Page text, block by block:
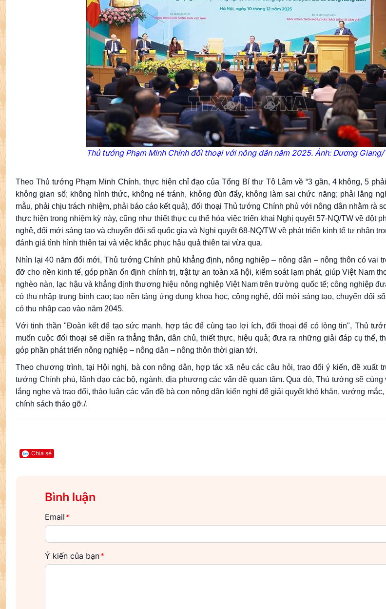
Thủ tướng Phạm Minh Chính đối thoại với nông dân năm 2025. Ảnh: Dương Giang/
Theo Thủ tướng Phạm Minh Chính, thực hiện chỉ đạo của Tổng Bí thư Tô Lâm về “3 gần, 4 không, 5
không gian số; không hình thức, không né tránh, không đùn đẩy, không làm sai chức năng; phải lắng
mẫu, phải chịu trách nhiệm, phải báo cáo kết quả), đối thoại Thủ tướng Chính phủ với nông dân nhằm rà
thực hiện trong nhiệm kỳ này, cũng như thiết thực cụ thể hóa việc triển khai Nghị quyết 57-NQ/TW về đột
nghệ, đổi mới sáng tạo và chuyển đổi số quốc gia và Nghị quyết 68-NQ/TW về phát triển kinh tế tư nhân
đánh giá tình hình thiên tai và việc khắc phục hậu quả thiên tai vừa qua.
Nhìn lại 40 năm đổi mới, Thủ tướng Chính phủ khẳng định, nông nghiệp – nông dân – nông thôn có vai
đỡ cho nền kinh tế, góp phần ổn định chính trị, trật tự an toàn xã hội, kiểm soát lạm phát, giúp Việt Nam
nghèo nàn, lạc hậu và khẳng định thương hiệu nông nghiệp Việt Nam trên trường quốc tế; công nghiệp
có thu nhập trung bình cao; tạo nền tảng ứng dụng khoa học, công nghệ, đổi mới sáng tạo, chuyển đổi
có thu nhập cao vào năm 2045.
Với tinh thần "Đoàn kết để tạo sức mạnh, hợp tác để cùng tạo lợi ích, đối thoại để có lòng tin", Thủ
muốn cuộc đối thoại sẽ diễn ra thẳng thắn, dân chủ, thiết thực, hiệu quả; đưa ra những giải đáp cụ thể,
góp phần phát triển nông nghiệp – nông dân – nông thôn thời gian tới.
Theo chương trình, tại Hội nghị, bà con nông dân, hợp tác xã nêu các câu hỏi, trao đổi ý kiến, đề xuất
tướng Chính phủ, lãnh đạo các bộ, ngành, địa phương các vấn đề quan tâm. Qua đó, Thủ tướng sẽ
lắng nghe và trao đổi, thảo luận các vấn đề bà con nông dân kiến nghị để giải quyết khó khăn, vướng
chính sách tháo gỡ./.
Chia sẻ
Bình luận
Email *
Ý kiến của bạn*